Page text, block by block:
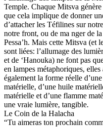
Temple. Chaque Mitsva
que cela implique de donner
d’attacher les Téfilines sur
notre front, ou de ma nger de
Pessa’h. Mais cette Mitsva (et
sont liées: l’allumage des
et de ‘Hanouka) ne font pas
en lampes métaphoriques, elles
également la forme réelle
matérielle, d’une huile
matérielle et d’une flamme
une vraie lumière, tangible.
Le Coin de la Halacha
“Tu aimeras ton prochain